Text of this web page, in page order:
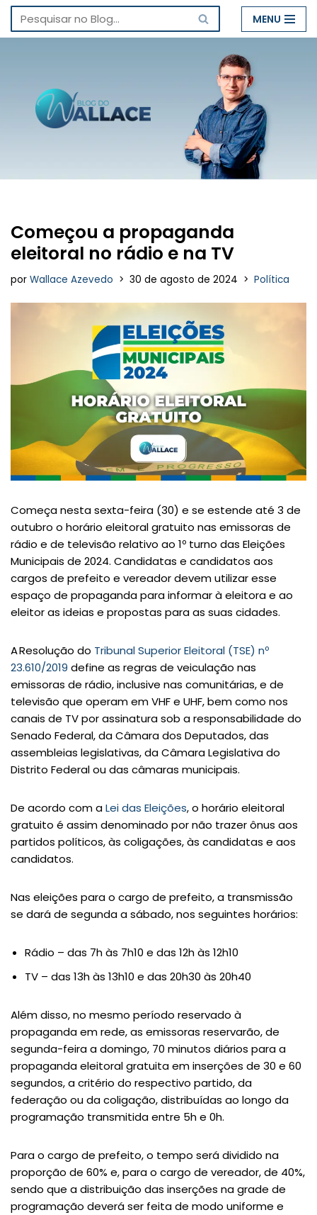
Pular
conteúdo
MENU
Começou a propaganda
eleitoral no rádio e na TV
por Wallace Azevedo 30 de agosto de 2024 Política
Começa nesta sexta-feira (30) e se estende até 3 de
outubro o horário eleitoral gratuito nas emissoras de
rádio e de televisão relativo ao 1º turno das Eleições
Municipais de 2024. Candidatas e candidatos aos
cargos de prefeito e vereador devem utilizar esse
espaço de propaganda para informar à eleitora e ao
eleitor as ideias e propostas para as suas cidades.
A Resolução do Tribunal Superior Eleitoral (TSE) nº
23.610/2019 define as regras de veiculação nas
emissoras de rádio, inclusive nas comunitárias, e de
televisão que operam em VHF e UHF, bem como nos
canais de TV por assinatura sob a responsabilidade do
Senado Federal, da Câmara dos Deputados, das
assembleias legislativas, da Câmara Legislativa do
Distrito Federal ou das câmaras municipais.
De acordo com aLei das Eleições, o horário eleitoral
gratuito é assim denominado por não trazer ônus aos
partidos políticos, às coligações, às candidatas e aos
candidatos.
Nas eleições para o cargo de prefeito, a transmissão
se dará de segunda a sábado, nos seguintes horários:
Rádio – das 7h às 7h10 e das 12h às 12h10
TV – das 13h às 13h10 e das 20h30 às 20h40
Além disso, no mesmo período reservado à
propaganda em rede, as emissoras reservarão, de
segunda-feira a domingo, 70 minutos diários para a
propaganda eleitoral gratuita em inserções de 30 e 60
segundos, a critério do respectivo partido, da
federação ou da coligação, distribuídas ao longo da
programação transmitida entre 5h e 0h.
Para o cargo de prefeito, o tempo será dividido na
proporção de 60% e, para o cargo de vereador, de 40%,
sendo que a distribuição das inserções na grade de
programação deverá ser feita de modo uniforme e